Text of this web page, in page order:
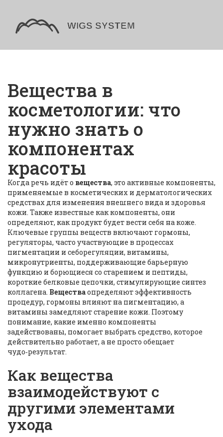
Вещества в
косметологии: что
нужно знать о
компонентах
красоты
Когда речь идёт о вещества, это активные компоненты,
применяемые в косметических и дерматологических
средствах для изменения внешнего вида и здоровья
кожи. Также известные как компоненты, они
определяют, как продукт будет вести себя на коже.
Ключевые группы веществ включают гормоны,
регуляторы, часто участвующие в процессах
пигментации и себорегуляции, витамины,
микронутриенты, поддерживающие барьерную
функцию и борющиеся со старением и пептиды,
короткие белковые цепочки, стимулирующие синтез
коллагена. Веществаопределяют эффективность
процедур, гормоны влияют на пигментацию, а
витамины замедляют старение кожи. Поэтому
понимание, какие именно компоненты
задействованы, помогает выбрать средство, которое
действительно работает, а не просто обещает
чудо‑результат.
Как вещества
взаимодействуют с
другими элементами
ухода